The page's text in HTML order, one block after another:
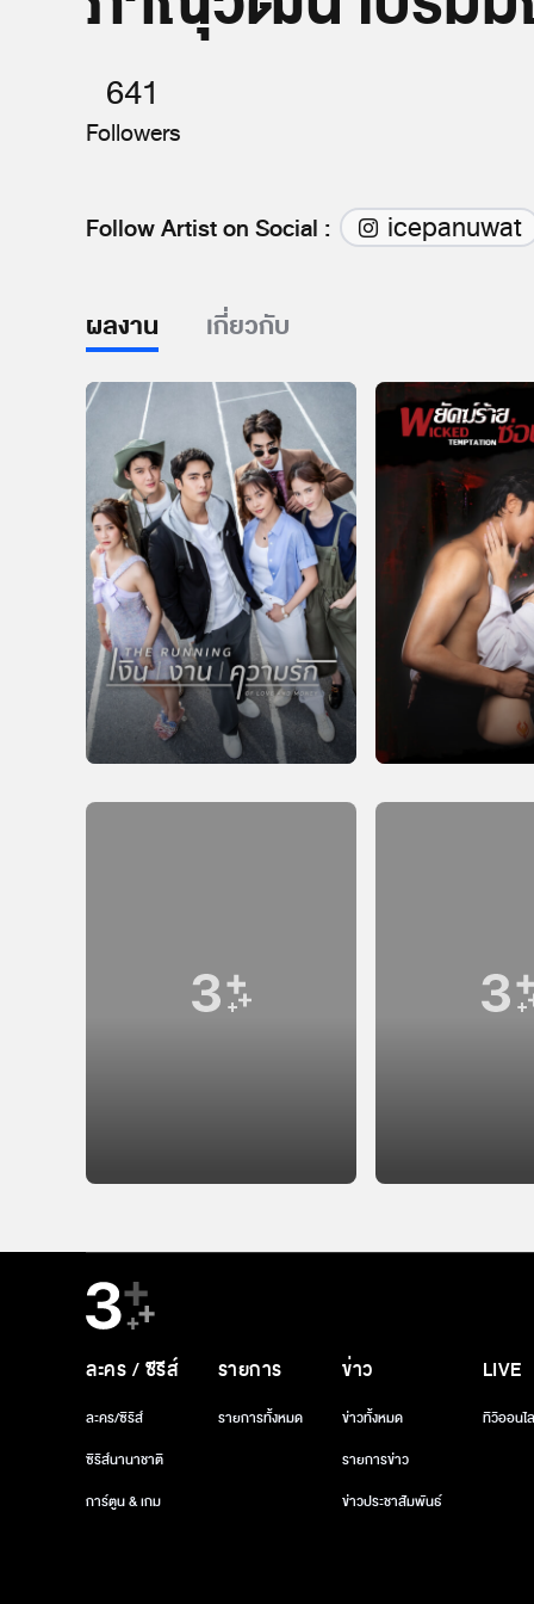
641
Followers
Follow Artist on Social : icepanuwat
ผลงาน เกี่ยวกับ
ละคร / ซีรีส์
ละคร/ซีรีส์
ซีรีส์นานาชาติ
การ์ตูน & เกม
รายการ
รายการทั้งหมด
ข่าว
ข่าวทั้งหมด
รายการข่าว
ข่าวประชาสัมพันธ์
LIVE
ทีวีออนไ